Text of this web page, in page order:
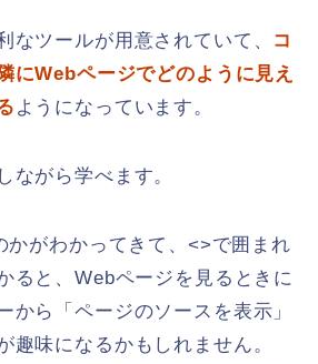
なツールが用意されていて、 コ
にWebページでどのように見え
ようになっています。
ながら学べます。
かがわかってきて、<>で囲まれ
ると、Webページを見るときに
から「ページのソースを表示」
趣味になるかもしれません。